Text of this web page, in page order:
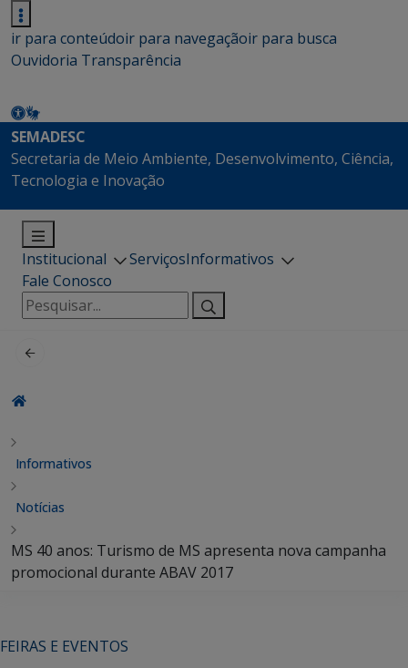
ir para conteúdoir para navegaçãoir para busca
Ouvidoria Transparência
SEMADESC
Secretaria de Meio Ambiente, Desenvolvimento, Ciência,
Tecnologia e Inovação
Institucional ServiçosInformativos
Fale Conosco
Pesquisar
por:
Informativos
Notícias
MS 40 anos: Turismo de MS apresenta nova campanha
promocional durante ABAV 2017
FEIRAS E EVENTOS